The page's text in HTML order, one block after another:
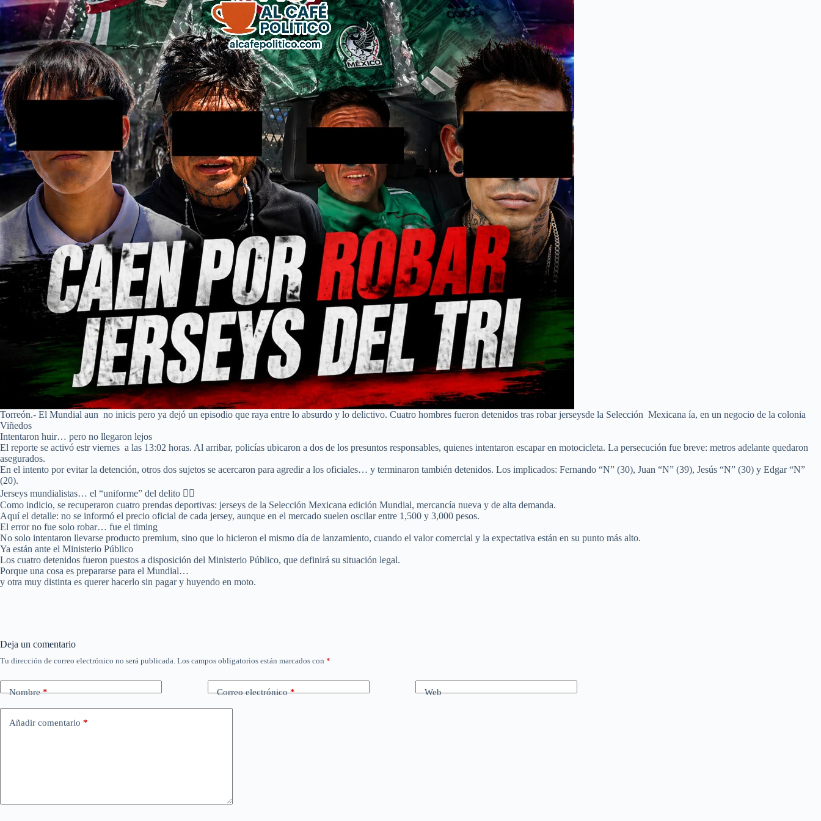
Torreón.- El Mundial aun no inicis pero ya dejó un episodio que raya entre lo absurdo y lo delictivo. Cuatro hombres fueron detenidos tras robar jerseysde la Selección Mexicana ía, en un negocio de la colonia
Viñedos
Intentaron huir… pero no llegaron lejos
El reporte se activó estr viernes a las 13:02 horas. Al arribar, policías ubicaron a dos de los presuntos responsables, quienes intentaron escapar en motocicleta. La persecución fue breve: metros adelante quedaron
asegurados.
En el intento por evitar la detención, otros dos sujetos se acercaron para agredir a los oficiales… y terminaron también detenidos. Los implicados: Fernando “N” (30), Juan “N” (39), Jesús “N” (30) y Edgar “N”
(20).
Jerseys mundialistas… el “uniforme” del delito 
Como indicio, se recuperaron cuatro prendas deportivas: jerseys de la Selección Mexicana edición Mundial, mercancía nueva y de alta demanda.
Aquí el detalle: no se informó el precio oficial de cada jersey, aunque en el mercado suelen oscilar entre 1,500 y 3,000 pesos.
El error no fue solo robar… fue el timing
No solo intentaron llevarse producto premium, sino que lo hicieron el mismo día de lanzamiento, cuando el valor comercial y la expectativa están en su punto más alto.
Ya están ante el Ministerio Público
Los cuatro detenidos fueron puestos a disposición del Ministerio Público, que definirá su situación legal.
Porque una cosa es prepararse para el Mundial…
y otra muy distinta es querer hacerlo sin pagar y huyendo en moto.
Deja un comentario
Tu dirección de correo electrónico no será publicada. Los campos obligatorios están marcados con *
Nombre* Correo electrónico* Web
Añadir comentario *